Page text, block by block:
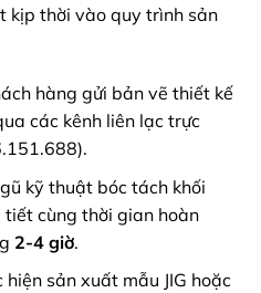
kịp thời vào quy trình sản
hàng gửi bản vẽ thiết kế
các kênh liên lạc trực
kỹ thuật bóc tách khối
cùng thời gian hoàn
2-4 giờ.
sản xuất mẫu JIG hoặc